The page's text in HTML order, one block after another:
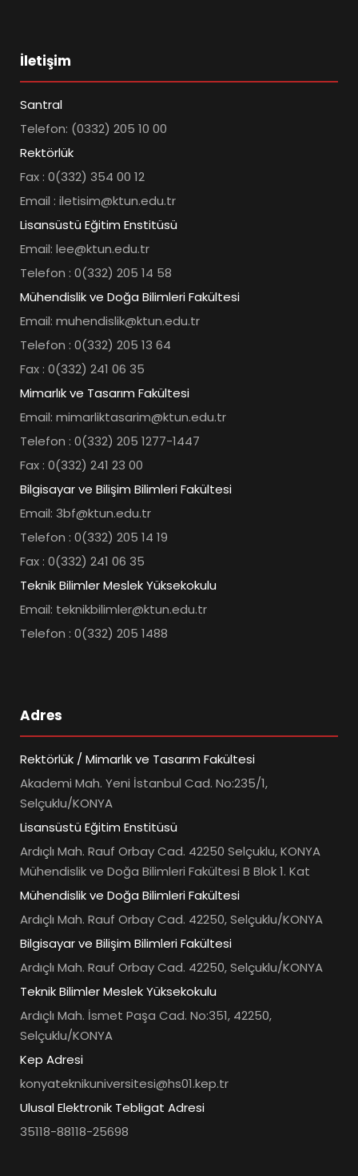
İletişim
Santral
Telefon: (0332) 205 10 00
Rektörlük
Fax : 0(332) 354 00 12
Email : iletisim@ktun.edu.tr
Lisansüstü Eğitim Enstitüsü
Email: lee@ktun.edu.tr
Telefon : 0(332) 205 14 58
Mühendislik ve Doğa Bilimleri Fakültesi
Email: muhendislik@ktun.edu.tr
Telefon : 0(332) 205 13 64
Fax : 0(332) 241 06 35
Mimarlık ve Tasarım Fakültesi
Email: mimarliktasarim@ktun.edu.tr
Telefon : 0(332) 205 1277-1447
Fax : 0(332) 241 23 00
Bilgisayar ve Bilişim Bilimleri Fakültesi
Email: 3bf@ktun.edu.tr
Telefon : 0(332) 205 14 19
Fax : 0(332) 241 06 35
Teknik Bilimler Meslek Yüksekokulu
Email: teknikbilimler@ktun.edu.tr
Telefon : 0(332) 205 1488
Adres
Rektörlük / Mimarlık ve Tasarım Fakültesi
Akademi Mah. Yeni İstanbul Cad. No:235/1,
Selçuklu/KONYA
Lisansüstü Eğitim Enstitüsü
Ardıçlı Mah. Rauf Orbay Cad. 42250 Selçuklu, KONYA
Mühendislik ve Doğa Bilimleri Fakültesi B Blok 1. Kat
Mühendislik ve Doğa Bilimleri Fakültesi
Ardıçlı Mah. Rauf Orbay Cad. 42250, Selçuklu/KONYA
Bilgisayar ve Bilişim Bilimleri Fakültesi
Ardıçlı Mah. Rauf Orbay Cad. 42250, Selçuklu/KONYA
Teknik Bilimler Meslek Yüksekokulu
Ardıçlı Mah. İsmet Paşa Cad. No:351, 42250,
Selçuklu/KONYA
Kep Adresi
konyateknikuniversitesi@hs01.kep.tr
Ulusal Elektronik Tebligat Adresi
35118-88118-25698